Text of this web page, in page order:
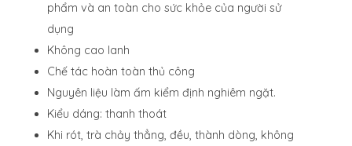
phẩm và an toàn cho sức khỏe của người sử
dụng
Không cao lanh
Chế tác hoàn toàn thủ công
Nguyên liệu làm ấm kiểm định nghiêm ngặt.
Kiểu dáng: thanh thoát
Khi rót, trà chảy thẳng, đều, thành dòng, không